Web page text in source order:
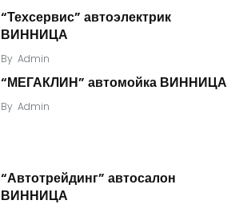
“Техсервис” автоэлектрик
ВИННИЦА
By Admin
“МЕГАКЛИН” автомойка ВИННИЦА
By Admin
“Автотрейдинг” автосалон
ВИННИЦА